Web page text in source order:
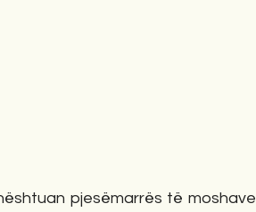
pjesëmarrës të moshave